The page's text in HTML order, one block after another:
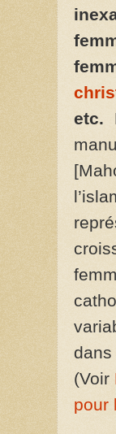
etc.
(Voir
pour